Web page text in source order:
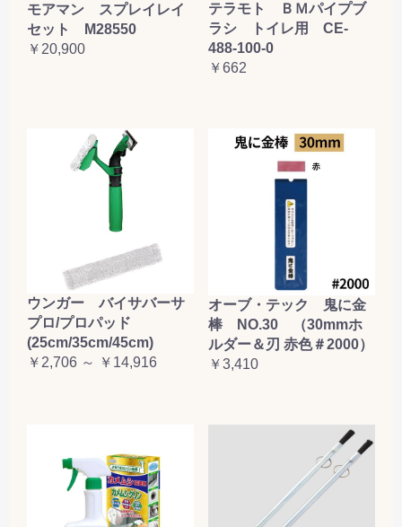
モアマン スプレイレイ
セット M28550
￥20,900
テラモト ＢＭパイプブ
ラシ トイレ用 CE-
488-100-0
￥662
ウンガー バイサバーサ
プロ/プロパッド
(25cm/35cm/45cm)
￥2,706 ～ ￥14,916
オーブ・テック 鬼に金
棒 NO.30 （30mmホ
ルダー＆刃 赤色＃2000）
￥3,410